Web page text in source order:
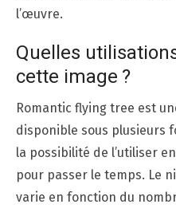
l’œuvre.
Quelles
cette image ?
Romantic flying tree est
disponible sous plusieurs
la possibilité de l’utiliser
pour passer le temps. Le
varie en fonction du